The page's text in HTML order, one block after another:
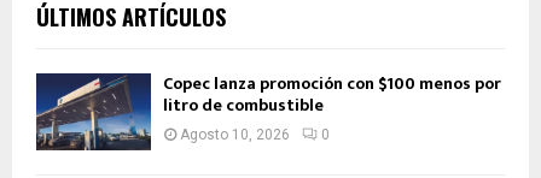
ÚLTIMOS ARTÍCULOS
Copec lanza promoción con $100 menos por
litro de combustible
Agosto 10, 2026 0